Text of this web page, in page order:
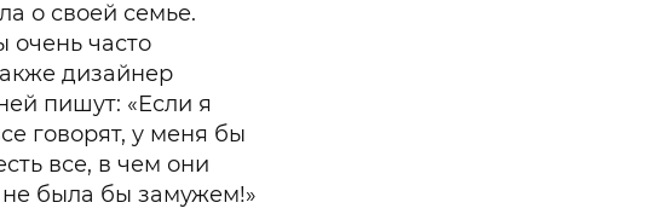
о своей семье.
очень часто
дизайнер
пишут: «Если я
говорят, у меня бы
все, в чем они
была бы замужем!»